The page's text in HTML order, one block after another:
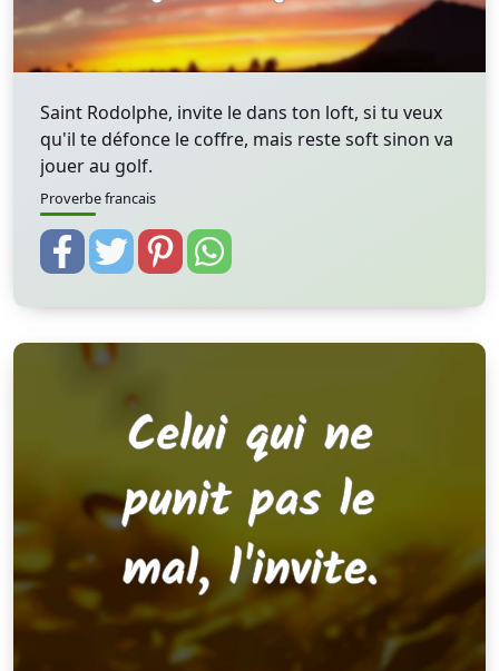
Saint Rodolphe, invite le dans ton loft, si tu veux
qu'il te défonce le coffre, mais reste soft sinon va
jouer au golf.
Proverbe francais